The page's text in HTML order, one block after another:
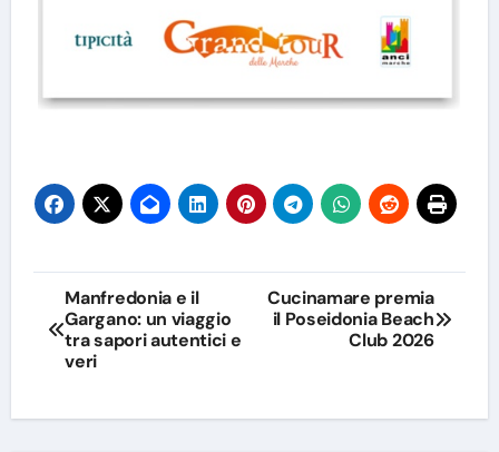
Navigazione
articoli
Manfredonia e il
Gargano: un viaggio
tra sapori autentici e
veri
Cucinamare premia
il Poseidonia Beach
Club 2026